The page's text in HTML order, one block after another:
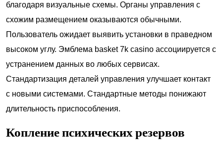
благодаря визуальные схемы. Органы управления с
схожим размещением оказываются обычными.
Пользователь ожидает выявить установки в праведном
высоком углу. Эмблема basket 7k casino ассоциируется с
устранением данных во любых сервисах.
Стандартизация деталей управления улучшает контакт
с новыми системами. Стандартные методы понижают
длительность приспособления.
Копление психических резервов